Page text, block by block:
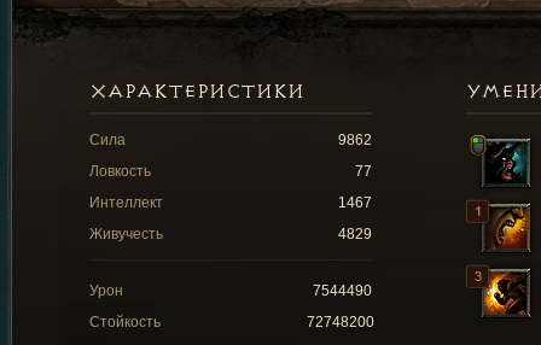
ХАРАКТЕРИСТИКИ
Сила
9862
Ловкость
77
Интеллект
1467
Живучесть
4829
Урон
7544490
Стойкость
72748200